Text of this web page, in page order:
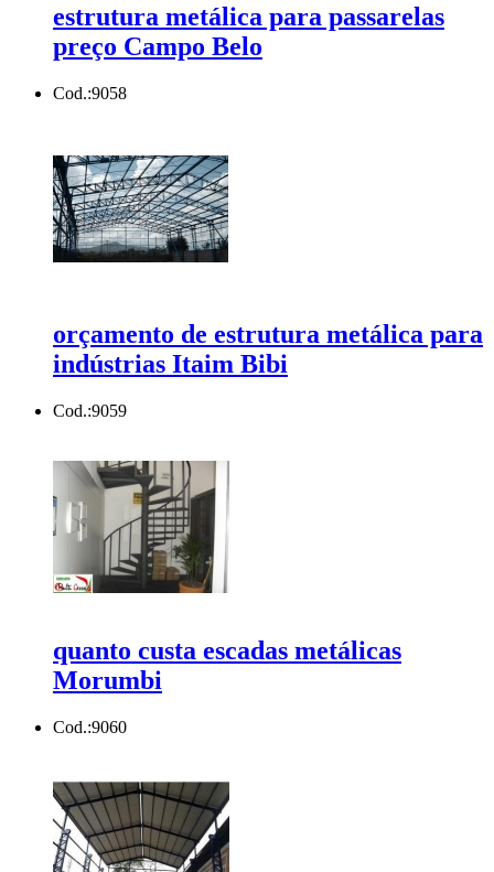
estrutura metálica para passarelas
preço Campo Belo
Cod.:9058
orçamento de estrutura metálica para
indústrias Itaim Bibi
Cod.:9059
quanto custa escadas metálicas
Morumbi
Cod.:9060